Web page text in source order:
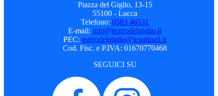
Piazza del Giglio, 13-15
55100 - Lucca
Telefono: 0583 46531
E-mail: info@teatrodelgiglio.it
PEC: teatrodelgiglio@legalmail.it
Cod. Fisc. e P.IVA: 01670770468
SEGUICI SU